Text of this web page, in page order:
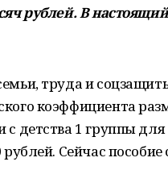
рублей. В
труда и
коэффициента
с детства 1 группы
Сейчас пособие